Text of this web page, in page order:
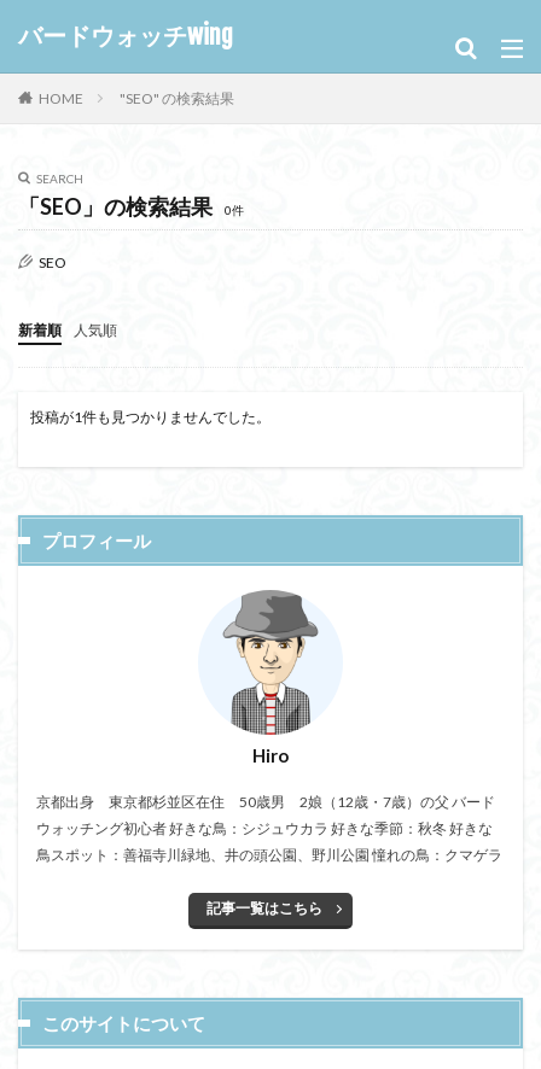
バードウォッチwing
HOME "SEO" の検索結果
SEARCH
「SEO」の検索結果 0件
SEO
新着順 人気順
投稿が1件も見つかりませんでした。
プロフィール
Hiro
京都出身 東京都杉並区在住 50歳男 2娘（12歳・7歳）の父 バード
ウォッチング初心者 好きな鳥：シジュウカラ 好きな季節：秋冬 好きな
鳥スポット：善福寺川緑地、井の頭公園、野川公園 憧れの鳥：クマゲラ
記事一覧はこちら
このサイトについて